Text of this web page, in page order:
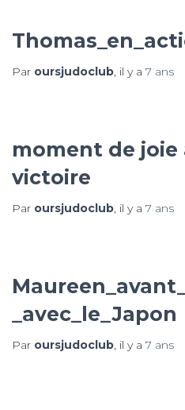
Par oursjudoclub, il y a 7 ans
moment de joie
victoire
Par oursjudoclub, il y a 7 ans
_avec_le_Japon
Par oursjudoclub, il y a 7 ans